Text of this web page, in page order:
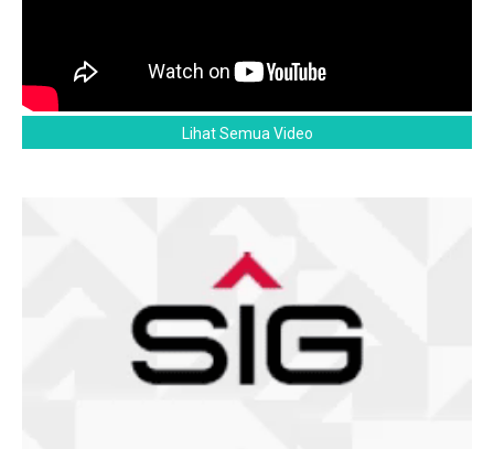
Lihat Semua Video